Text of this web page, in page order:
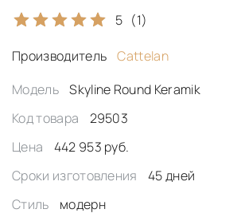
5 (1)
Производитель
Cattelan
Модель
Skyline Round Keramik
Код товара
29503
Цена
442 953 руб.
Сроки изготовления
45 дней
Стиль
модерн